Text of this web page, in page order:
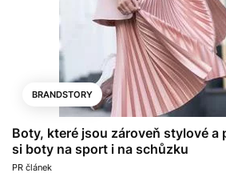
BRANDSTORY
Boty, které jsou zároveň stylové a
si boty na sport i na schůzku
PR článek